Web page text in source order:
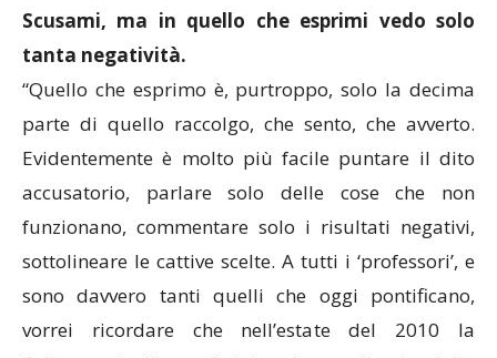
Scusami, ma in quello che esprimi vedo solo
tanta negatività.
“Quello che esprimo è, purtroppo, solo la decima
parte di quello raccolgo, che sento, che avverto.
Evidentemente è molto più facile puntare il dito
accusatorio, parlare solo delle cose che non
funzionano, commentare solo i risultati negativi,
sottolineare le cattive scelte. A tutti i ‘professori’, e
sono davvero tanti quelli che oggi pontificano,
vorrei ricordare che nell’estate del 2010 la